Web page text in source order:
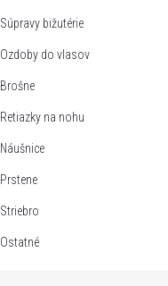
Súpravy bižutérie
Ozdoby do vlasov
Brošne
Retiazky na nohu
Náušnice
Prstene
Striebro
Ostatné